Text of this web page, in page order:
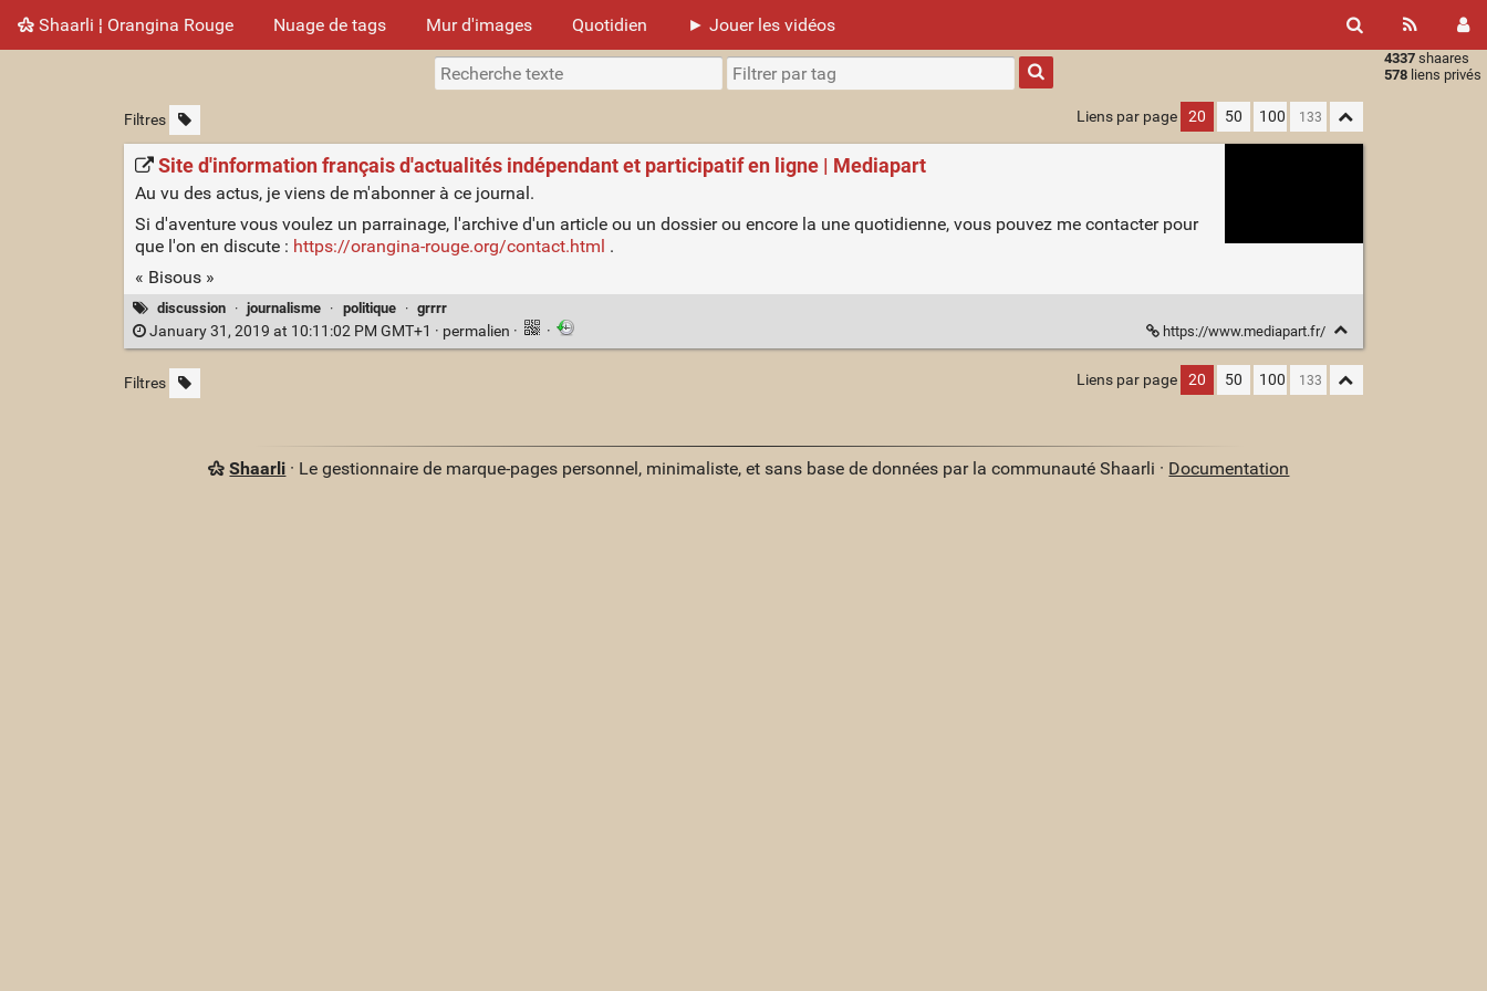
Shaarli ¦ Orangina Rouge Nuage de tags Mur d'images Quotidien ► Jouer les vidéos
4337 shaares
578 liens privés
Type 1 or
more
characters
results.
Filtres Liens par page 20 50 100
Site d'information français d'actualités indépendant et participatif en ligne | Mediapart
Au vu des actus, je viens de m'abonner à ce journal.
Si d'aventure vous voulez un parrainage, l'archive d'un article ou un dossier ou encore la une quotidienne, vous pouvez me contacter pour
que l'on en discute : https://orangina-rouge.org/contact.html .
« Bisous »
discussion · journalisme · politique · grrrr
January 31, 2019 at 10:11:02 PM GMT+1 · permalien · · https://www.mediapart.fr/
Filtres Liens par page 20 50 100
Shaarli · Le gestionnaire de marque-pages personnel, minimaliste, et sans base de données par la communauté Shaarli · Documentation